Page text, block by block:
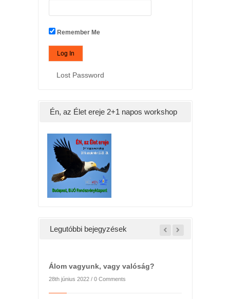
Remember Me
Lost Password
Én, az Élet ereje 2+1 napos workshop
Legutóbbi bejegyzések
Álom vagyunk, vagy valóság?
28th június 2022 / 0 Comments